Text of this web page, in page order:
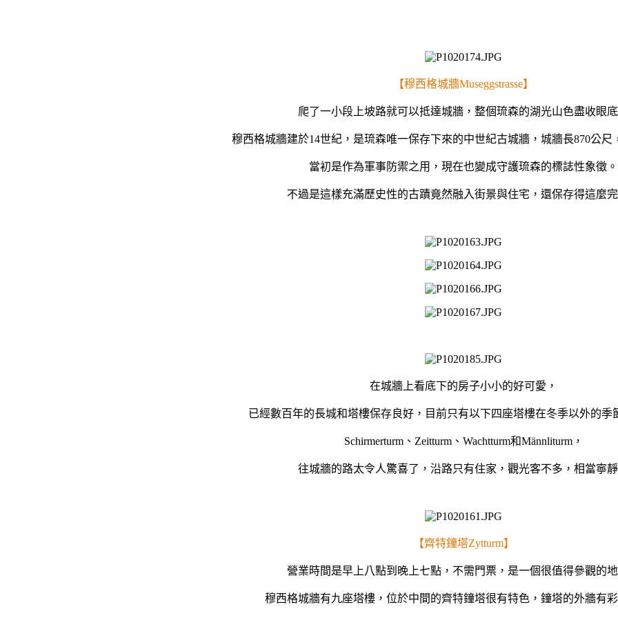
【穆西格城牆Museggstrasse】
爬了一小段上坡路就可以抵達城牆，整個琉森的湖光山色盡收眼底
穆西格城牆建於14世紀，是琉森唯一保存下來的中世紀古城牆，城牆長870公尺
當初是作為軍事防禦之用，現在也變成守護琉森的標誌性象徵。
不過是這樣充滿歷史性的古蹟竟然融入街景與住宅，還保存得這麼完
在城牆上看底下的房子小小的好可愛，
已經數百年的長城和塔樓保存良好，目前只有以下四座塔樓在冬季以外的季
Schirmerturm、Zeitturm、Wachtturm和Männliturm，
往城牆的路太令人驚喜了，沿路只有住家，觀光客不多，相當寧靜
【齊特鐘塔Zytturm】
營業時間是早上八點到晚上七點，不需門票，是一個很值得參觀的地
穆西格城牆有九座塔樓，位於中間的齊特鐘塔很有特色，鐘塔的外牆有彩